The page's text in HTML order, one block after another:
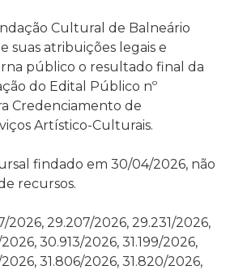
Cultural de Balneário
suas atribuições legais e
público o resultado final da
do Edital Público nº
Credenciamento de
Artístico-Culturais.
findado em 30/04/2026, não
recursos.
2026, 29.207/2026, 29.231/2026,
30.913/2026, 31.199/2026,
31.806/2026, 31.820/2026,